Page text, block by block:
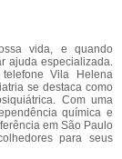
vida, e quando
ajuda especializada.
Vila Helena
se destaca como
Com uma
química e
em São Paulo
para seus